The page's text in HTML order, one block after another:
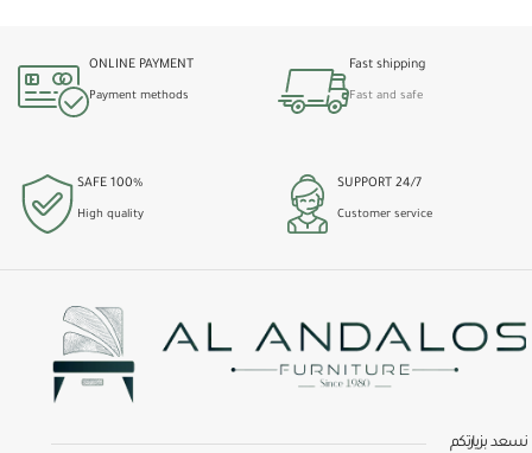
Fast shipping
Fast and safe
ONLINE PAYMENT
Payment methods
24/7 SUPPORT
Customer service
100% SAFE
High quality
نسعد بزيارتكم